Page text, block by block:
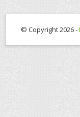
© Copyright 2026 -